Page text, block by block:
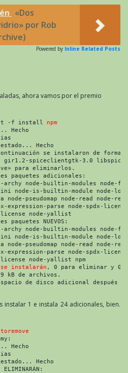
«Dos
por Rob
Powered by Inline Related Posts
ahora vamos por el premio
-f install npm
Hecho
Hecho
se instalaron de forma
spiceclientgtk-3.0
para eliminarlos.
paquetes adicionales:
archy node-builtin-modules node-
node-is-builtin-module node-
node-pseudomap node-read node-
expression-parse node-spdx-
license node-yallist
NUEVOS:
archy node-builtin-modules node-
node-is-builtin-module node-
node-pseudomap node-read node-
expression-parse node-spdx-
license node-yallist npm
se instalarán , 0 para eliminar y 0
kB de archivos.
de disco adicional después
1 e instala 24 adicionales, bien.
Hecho
Hecho